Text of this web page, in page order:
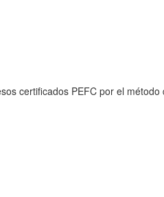
certificados PEFC por el